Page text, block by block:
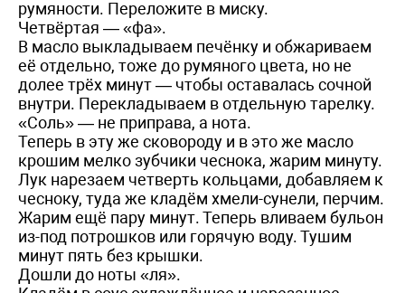
румяности. Переложите в миску.
Четвёртая — «фа».
В масло выкладываем печёнку и обжариваем
её отдельно, тоже до румяного цвета, но не
долее трёх минут — чтобы оставалась сочной
внутри. Перекладываем в отдельную тарелку.
«Соль» — не приправа, а нота.
Теперь в эту же сковороду и в это же масло
крошим мелко зубчики чеснока, жарим минуту.
Лук нарезаем четверть кольцами, добавляем к
чесноку, туда же кладём хмели-сунели, перчим.
Жарим ещё пару минут. Теперь вливаем бульон
из-под потрошков или горячую воду. Тушим
минут пять без крышки.
Дошли до ноты «ля».